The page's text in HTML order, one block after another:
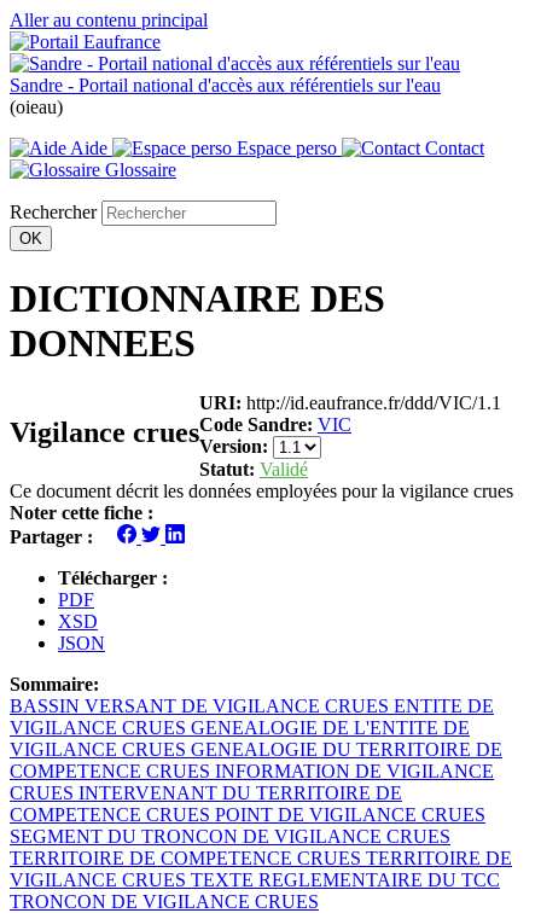
Aller au contenu principal
Sandre - Portail national d'accès aux référentiels sur l'eau
(oieau)
Aide
Espace perso
Contact
Glossaire
Rechercher
DICTIONNAIRE DES
DONNEES
Vigilance crues
URI: http://id.eaufrance.fr/ddd/VIC/1.1
Code Sandre: VIC
Version:
Statut: Validé
Ce document décrit les données employées pour la vigilance crues
Noter cette fiche :
Partager :
Télécharger :
PDF
XSD
JSON
Sommaire:
BASSIN VERSANT DE VIGILANCE CRUES ENTITE DE
VIGILANCE CRUES GENEALOGIE DE L'ENTITE DE
VIGILANCE CRUES GENEALOGIE DU TERRITOIRE DE
COMPETENCE CRUES INFORMATION DE VIGILANCE
CRUES INTERVENANT DU TERRITOIRE DE
COMPETENCE CRUES POINT DE VIGILANCE CRUES
SEGMENT DU TRONCON DE VIGILANCE CRUES
TERRITOIRE DE COMPETENCE CRUES TERRITOIRE DE
VIGILANCE CRUES TEXTE REGLEMENTAIRE DU TCC
TRONCON DE VIGILANCE CRUES